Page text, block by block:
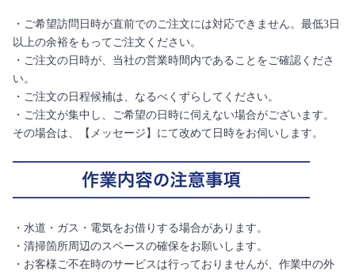
・ご希望訪問日時が直前でのご注文には対応できません。最低3日
以上の余裕をもってご注文ください。
・ご注文の日時が、当社の営業時間内であることをご確認くださ
い。
・ご注文の日程候補は、なるべくずらしてください。
・ご注文が集中し、ご希望の日時に伺えない場合がございます。
その場合は、【メッセージ】にて改めて日時をお伺いします。
・水道・ガス・電気をお借りする場合があります。
・清掃箇所周辺のスペースの確保をお願いします。
・お客様ご不在時のサービスは行っておりませんが、作業中の外